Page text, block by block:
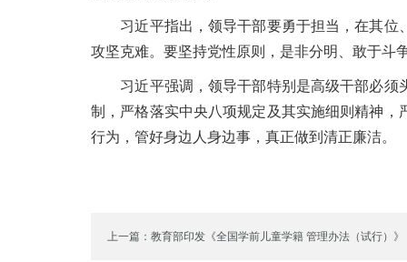
习近平指出，领导干部要勇于担当，在其位
攻坚克难。要坚持党性原则，是非分明、敢于斗
习近平强调，领导干部特别是高级干部必须
制，严格落实中央八项规定及其实施细则精神
行为，管好身边人身边事，真正做到清正廉洁。
上一篇：教育部印发《全国学前儿童学籍 管理办法（试行）》